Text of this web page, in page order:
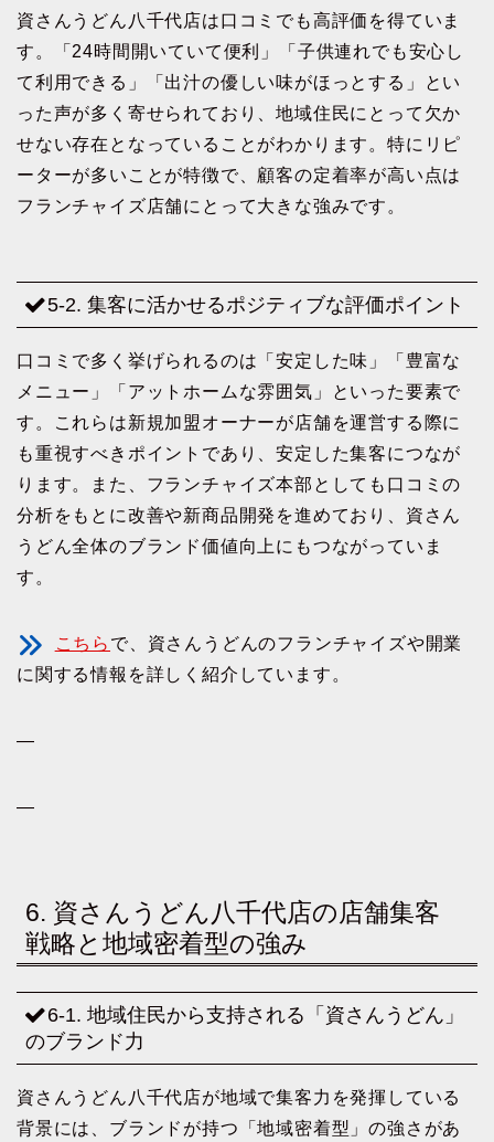
資さんうどん八千代店は口コミでも高評価を得ていま
す。「24時間開いていて便利」「子供連れでも安心し
て利用できる」「出汁の優しい味がほっとする」とい
った声が多く寄せられており、地域住民にとって欠か
せない存在となっていることがわかります。特にリピ
ーターが多いことが特徴で、顧客の定着率が高い点は
フランチャイズ店舗にとって大きな強みです。
5-2. 集客に活かせるポジティブな評価ポイント
口コミで多く挙げられるのは「安定した味」「豊富な
メニュー」「アットホームな雰囲気」といった要素で
す。これらは新規加盟オーナーが店舗を運営する際に
も重視すべきポイントであり、安定した集客につなが
ります。また、フランチャイズ本部としても口コミの
分析をもとに改善や新商品開発を進めており、資さん
うどん全体のブランド価値向上にもつながっていま
す。
こちら で、資さんうどんのフランチャイズや開業
に関する情報を詳しく紹介しています。
—
—
6. 資さんうどん八千代店の店舗集客
戦略と地域密着型の強み
6-1. 地域住民から支持される「資さんうどん」
のブランド力
資さんうどん八千代店が地域で集客力を発揮している
背景には、ブランドが持つ「地域密着型」の強さがあ